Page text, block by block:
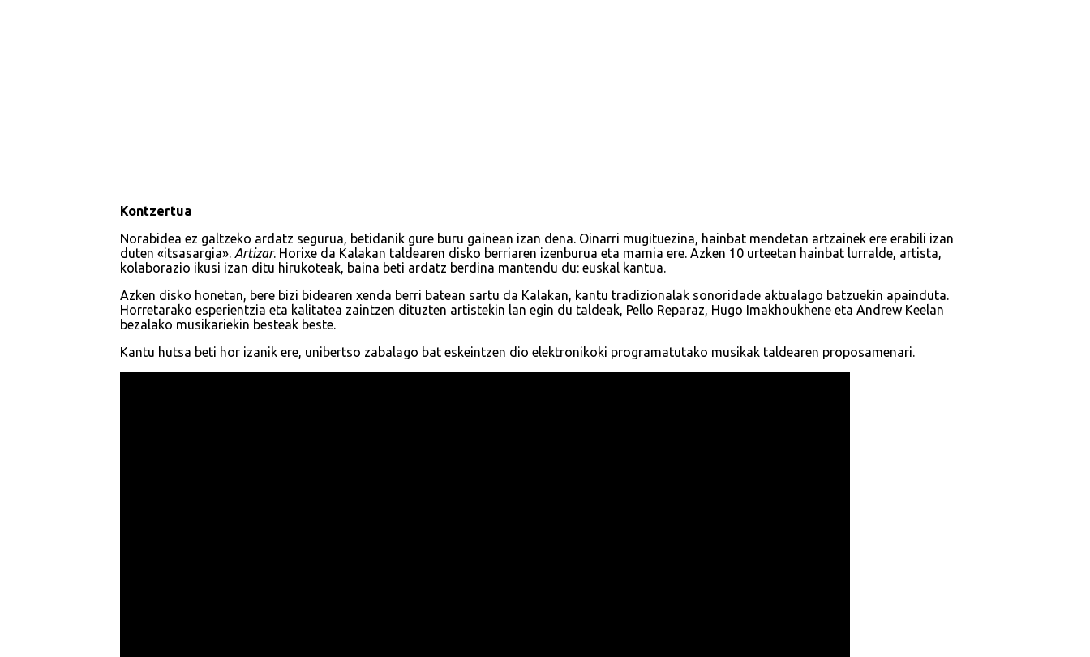
Kontzertua
Norabidea ez galtzeko ardatz segurua, betidanik gure buru gainean izan dena. Oinarri mugituezina, hainbat mendetan artzainek ere erabili izan
duten «itsasargia». Artizar. Horixe da Kalakan taldearen disko berriaren izenburua eta mamia ere. Azken 10 urteetan hainbat lurralde, artista,
kolaborazio ikusi izan ditu hirukoteak, baina beti ardatz berdina mantendu du: euskal kantua.
Azken disko honetan, bere bizi bidearen xenda berri batean sartu da Kalakan, kantu tradizionalak sonoridade aktualago batzuekin apainduta.
Horretarako esperientzia eta kalitatea zaintzen dituzten artistekin lan egin du taldeak, Pello Reparaz, Hugo Imakhoukhene eta Andrew Keelan
bezalako musikariekin besteak beste.
Kantu hutsa beti hor izanik ere, unibertso zabalago bat eskeintzen dio elektronikoki programatutako musikak taldearen proposamenari.